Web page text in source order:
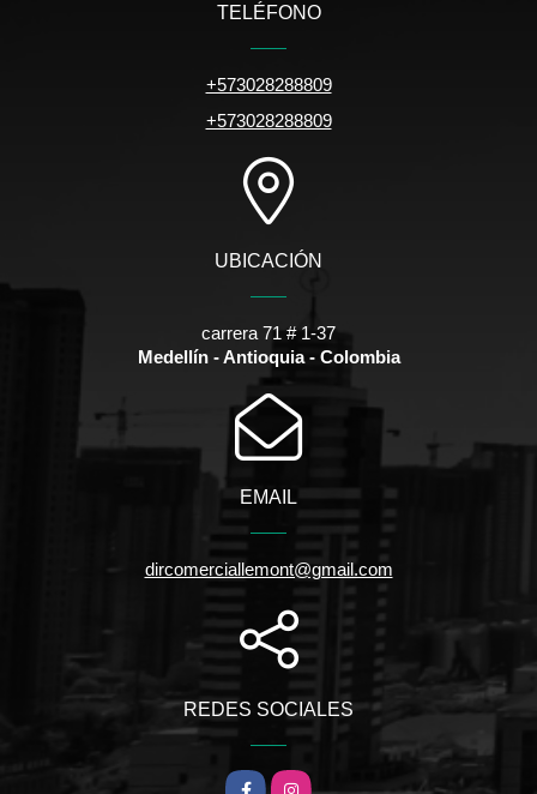
TELÉFONO
+573028288809
+573028288809
UBICACIÓN
carrera 71 # 1-37
Medellín - Antioquia - Colombia
EMAIL
dircomerciallemont@gmail.com
REDES SOCIALES
Facebook
Instagram